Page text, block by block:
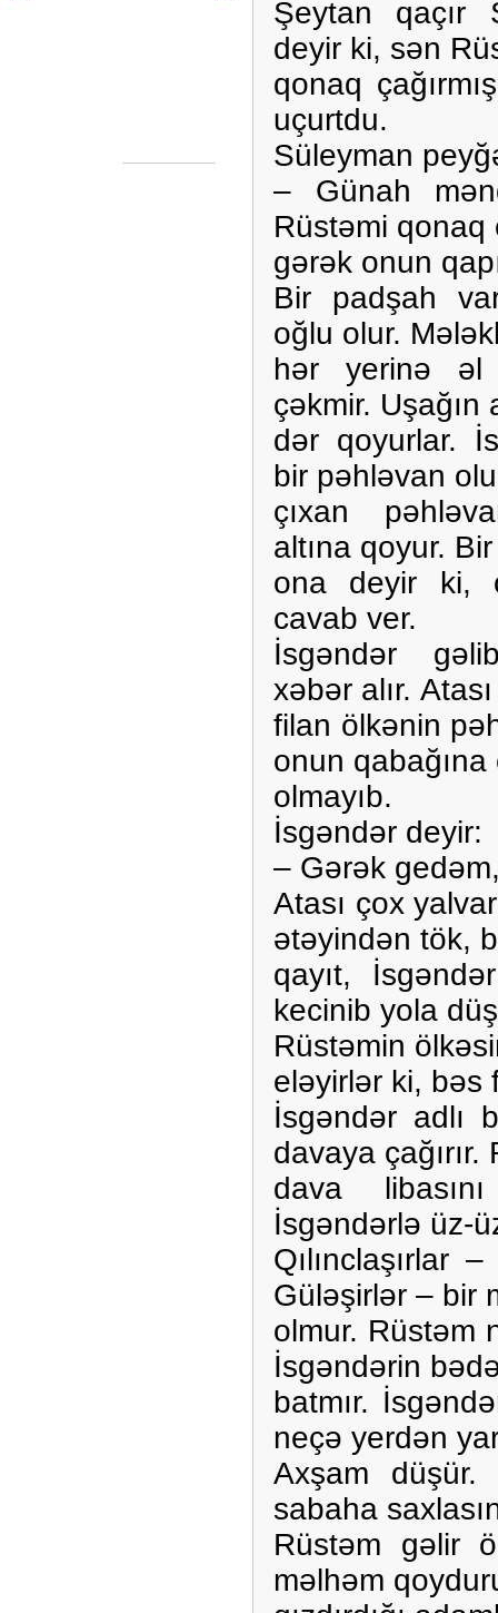
Şeytan qaçır
deyir ki, sən
qonaq
uçurtdu.
Süleyman
– Günah
Rüstəmi qonaq
gərək onun
Bir padşah
oğlu olur.
hər yerinə əl
çəkmir. Uşağın
dər qoyurlar.
bir pəhləvan
çıxan
altına qoyur.
ona deyir ki,
cavab ver.
İsgəndər
xəbər alır.
filan ölkənin
onun qabağına
olmayıb.
İsgəndər deyir:
– Gərək
Atası çox
ətəyindən tök,
qayıt,
kecinib yola
Rüstəmin
eləyirlər ki, bəs
İsgəndər adlı
davaya çağırır.
dava
İsgəndərlə üz-
Qılınclaşırlar
Güləşirlər – bir
olmur. Rüstəm
İsgəndərin
batmır.
neçə yerdən
Axşam düşür.
sabaha
Rüstəm gəlir
məlhəm